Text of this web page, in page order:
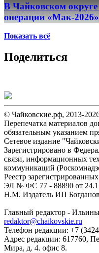
В Чайковском округе
операции «Мак-2026»
Показать всё
Поделиться
© Чайковские.рф, 2013-
Перепечатка материалов
обязательным указанием
Сетевое издание
Зарегистрировано в
связи, информационных
коммуникаций
Реестр
ЭЛ № ФС 77 - 88890 от
Н.М. Издатель ИП
Главный редактор -
redaktor@chaikovskie.ru
Телефон редакции: +7
Адрес редакции: 617760,
Мира, д. 4. офис 8.